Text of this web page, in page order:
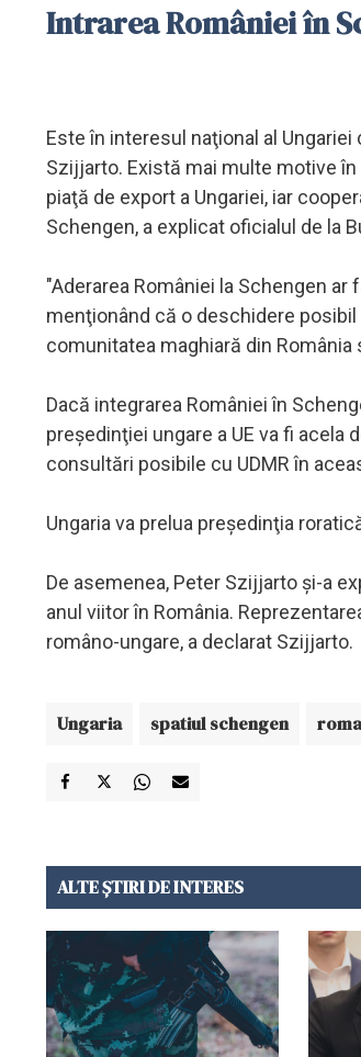
Intrarea României în
Este în interesul naţional al
Szijjarto. Există mai multe motive
piaţă de export a Ungariei, iar
Schengen, a explicat oficialul de la
"Aderarea României la Schengen
menţionând că o deschidere
comunitatea maghiară din
Dacă integrarea României în
preşedinţiei ungare a UE va fi
consultări posibile cu UDMR în
Ungaria va prelua preşedinţia
De asemenea, Peter Szijjarto şi-a
anul viitor în România.
româno-ungare, a declarat Szijjarto.
Ungaria spatiul schengen
ALTE ȘTIRI DE INTERES